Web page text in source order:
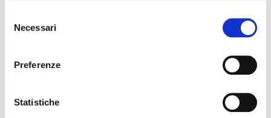
delNecessari
Preferenze
Statistiche